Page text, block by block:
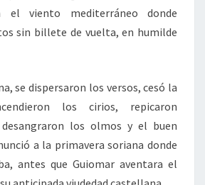
el viento mediterráneo donde
sin billete de vuelta, en humilde
se dispersaron los versos, cesó la
los cirios, repicaron
desangraron los olmos y el buen
a la primavera soriana donde
antes que Guiomar aventara el